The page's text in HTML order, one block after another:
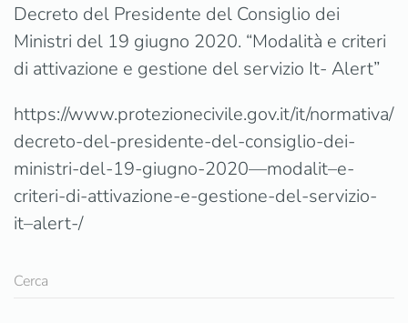
Decreto del Presidente del Consiglio dei
Ministri del 19 giugno 2020. “Modalità e criteri
di attivazione e gestione del servizio It- Alert”
https://www.protezionecivile.gov.it/it/normativa/
decreto-del-presidente-del-consiglio-dei-
ministri-del-19-giugno-2020—modalit–e-
criteri-di-attivazione-e-gestione-del-servizio-
it–alert-/